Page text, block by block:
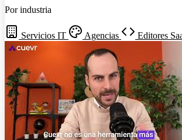
Por industria
Servicios IT Agencias Editores